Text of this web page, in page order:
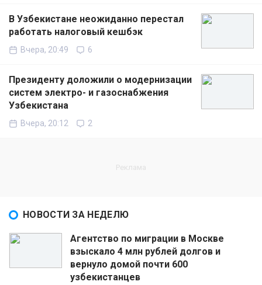
В Узбекистане неожиданно перестал
работать налоговый кешбэк
Вчера, 20:49 6
Президенту доложили о модернизации
систем электро- и газоснабжения
Узбекистана
Вчера, 20:12 2
НОВОСТИ ЗА НЕДЕЛЮ
Агентство по миграции в Москве
взыскало 4 млн рублей долгов и
вернуло домой почти 600
узбекистанцев